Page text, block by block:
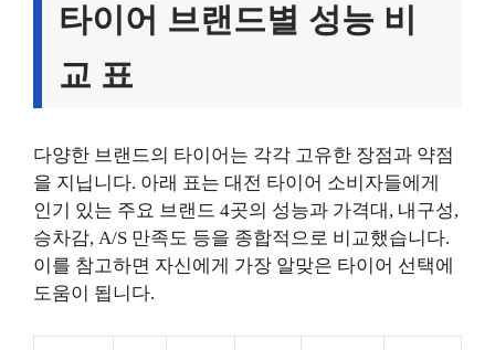
타이어 브랜드별 성능 비
교 표
다양한 브랜드의 타이어는 각각 고유한 장점과 약점
을 지닙니다. 아래 표는 대전 타이어 소비자들에게
인기 있는 주요 브랜드 4곳의 성능과 가격대, 내구성,
승차감, A/S 만족도 등을 종합적으로 비교했습니다.
이를 참고하면 자신에게 가장 알맞은 타이어 선택에
도움이 됩니다.